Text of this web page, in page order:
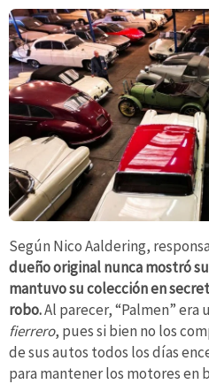
Según Nico Aaldering,
dueño original nunca mostró
mantuvo su colección en
robo.Al parecer, “Palmen” era
fierrero, pues si bien no los
de sus autos todos los días
para mantener los motores en